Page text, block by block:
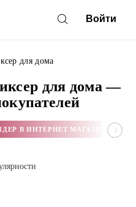
Войти
для дома
для дома —